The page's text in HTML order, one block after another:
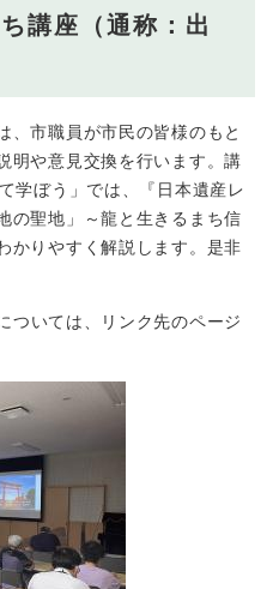
講座（通称：出
、市職員が市民の皆様のもと
明や意見交換を行います。講
学ぼう」では、『日本遺産レ
の聖地」～龍と生きるまち信
かりやすく解説します。是非
ついては、リンク先のページ